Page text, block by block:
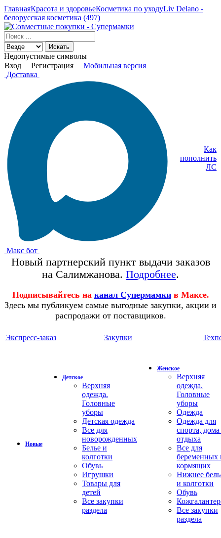
ГлавнаяКрасота и здоровьеКосметика по уходуLiv Delano -
белорусская косметика (497)
Искать
Недопустимые символы
Вход
Регистрация
Мобильная версия
Доставка
Макс бот
Как
пополнить
ЛС
Новый партнерский пункт выдачи заказов
на Салимжанова. Подробнее.
Подписывайтесь на канал Супермамки в Максе.
Здесь мы публикуем самые выгодные закупки, акции и
распродажи от поставщиков.
Экспресс-заказ Закупки
Новые
Детское
Верхняя
одежда.
Головные
уборы
Детская одежда
Все для
новорожденных
Белье и
колготки
Обувь
Игрушки
Товары для
детей
Все закупки
раздела
Женское
Верхняя
одежда.
Головные
уборы
Одежда
Одежда для
спорта,
отдыха
Все для
беременных
кормящих
Нижнее
и колготки
Обувь
Все закупки
раздела